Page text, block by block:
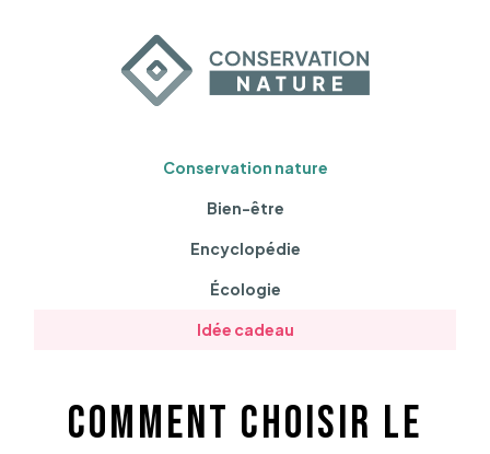
Conservation nature
Bien-être
Encyclopédie
Écologie
Idée cadeau
Comment choisir le